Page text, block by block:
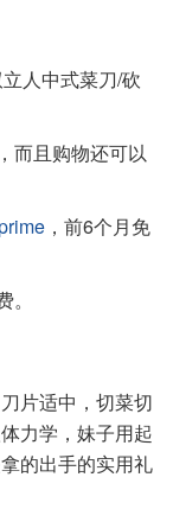
人中式菜刀/砍
而且购物还可以
，前6个月免
片适中，切菜切
力学，妹子用起
的出手的实用礼